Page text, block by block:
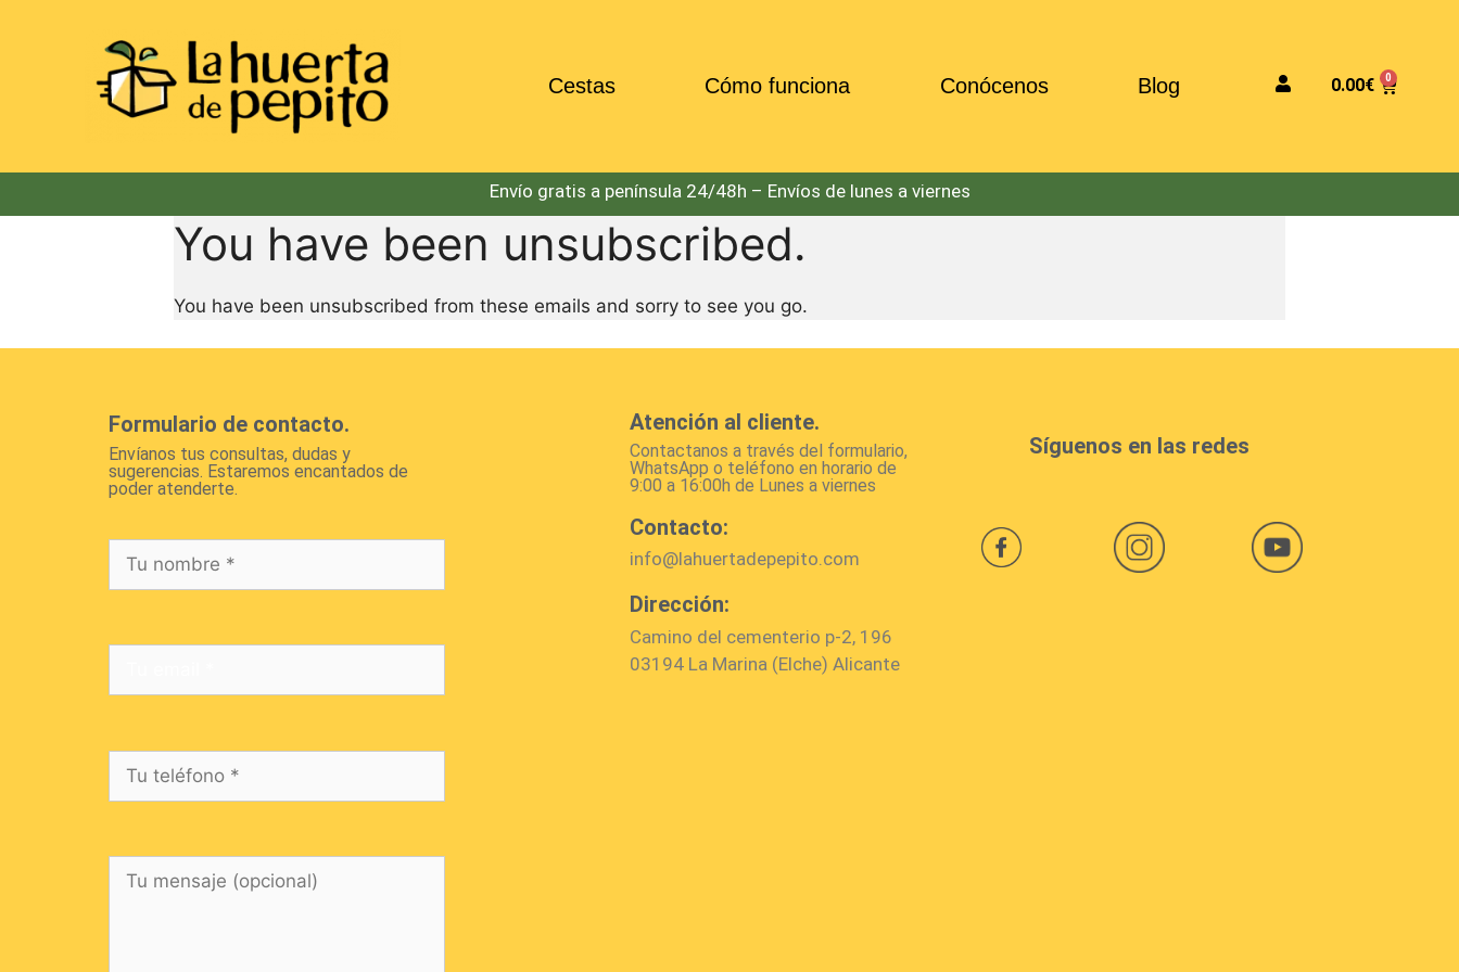
Cestas Cómo funciona Conócenos Blog 0.00€ 0
Envío gratis a península 24/48h – Envíos de lunes a viernes
ReviewX Schedule Email Unsubscribe
You have been unsubscribed.
You have been unsubscribed from these emails and sorry to see you go.
Formulario de contacto.
Envíanos tus consultas, dudas y
sugerencias. Estaremos encantados de
poder atenderte.
Atención al cliente.
Contactanos a través del formulario,
WhatsApp o teléfono en horario de
9:00 a 16:00h de Lunes a viernes
Contacto:
info@lahuertadepepito.com
Dirección:
Camino del cementerio p-2, 196
03194 La Marina (Elche) Alicante
Síguenos en las redes